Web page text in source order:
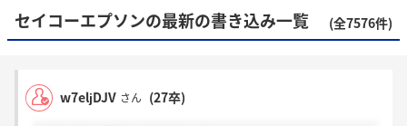
セイコーエプソンの最新の書き込み一覧 (全7576件)
w7eljDJV さん (27卒)